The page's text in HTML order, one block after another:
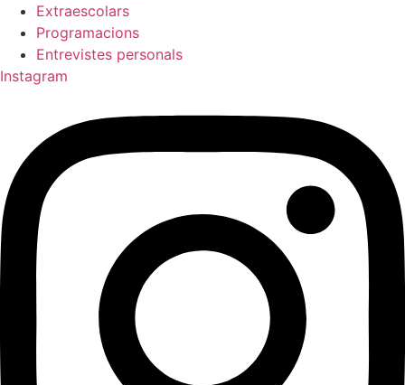
Extraescolars
Programacions
Entrevistes personals
Instagram